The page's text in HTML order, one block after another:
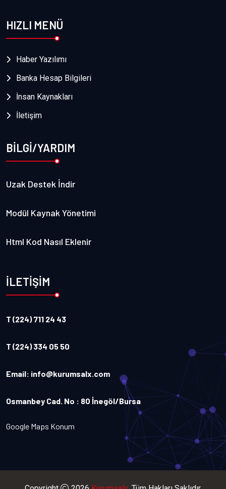
HIZLI MENÜ
Haber Yazılımı
Banka Hesap Bilgileri
İnsan Kaynakları
İletişim
BİLGİ/YARDIM
Uzak Destek İndir
Modül Kaynak Yönetimi
Html Kod Nasıl Eklenir
İLETİŞİM
T (224) 711 24 43
T (224) 334 05 50
Email: info@kurumsalx.com
Osmanbey Cad. No : 80 İnegöl/Bursa
Google Maps Konum